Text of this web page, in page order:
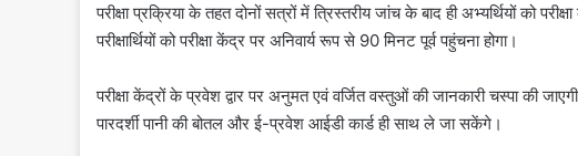
परीक्षा प्रक्रिया के तहत दोनों सत्रों में त्रिस्तरीय जांच के बाद ही अभ्यर्थियों को
परीक्षार्थियों को परीक्षा केंद्र पर अनिवार्य रूप से 90 मिनट पूर्व पहुंचना होगा।
परीक्षा केंद्रों के प्रवेश द्वार पर अनुमत एवं वर्जित वस्तुओं की जानकारी चस्पा की
पारदर्शी पानी की बोतल और ई-प्रवेश आईडी कार्ड ही साथ ले जा सकेंगे।